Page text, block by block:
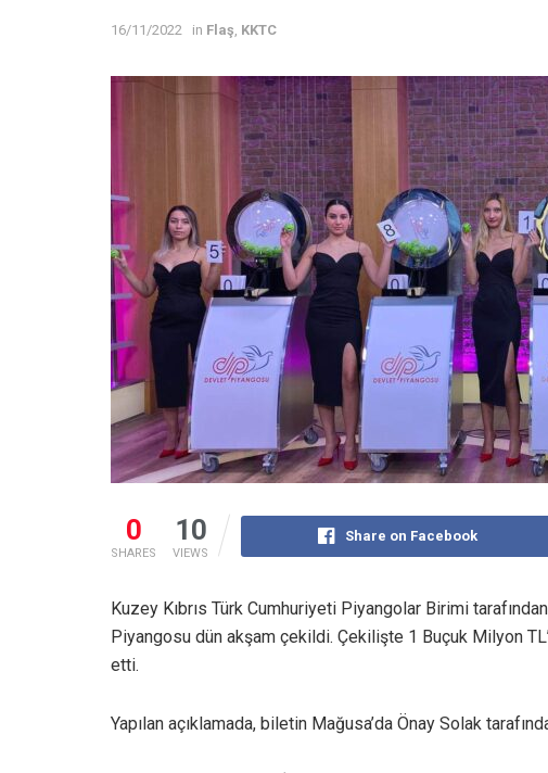
16/11/2022 in Flaş KKTC
0
SHARES
10
VIEWS
Share on Facebook
Kuzey Kıbrıs Türk Cumhuriyeti Piyangolar Birimi
Piyangosu dün akşam çekildi. Çekilişte 1 Buçuk Milyon
etti.
Yapılan açıklamada, biletin Mağusa’da Önay Solak